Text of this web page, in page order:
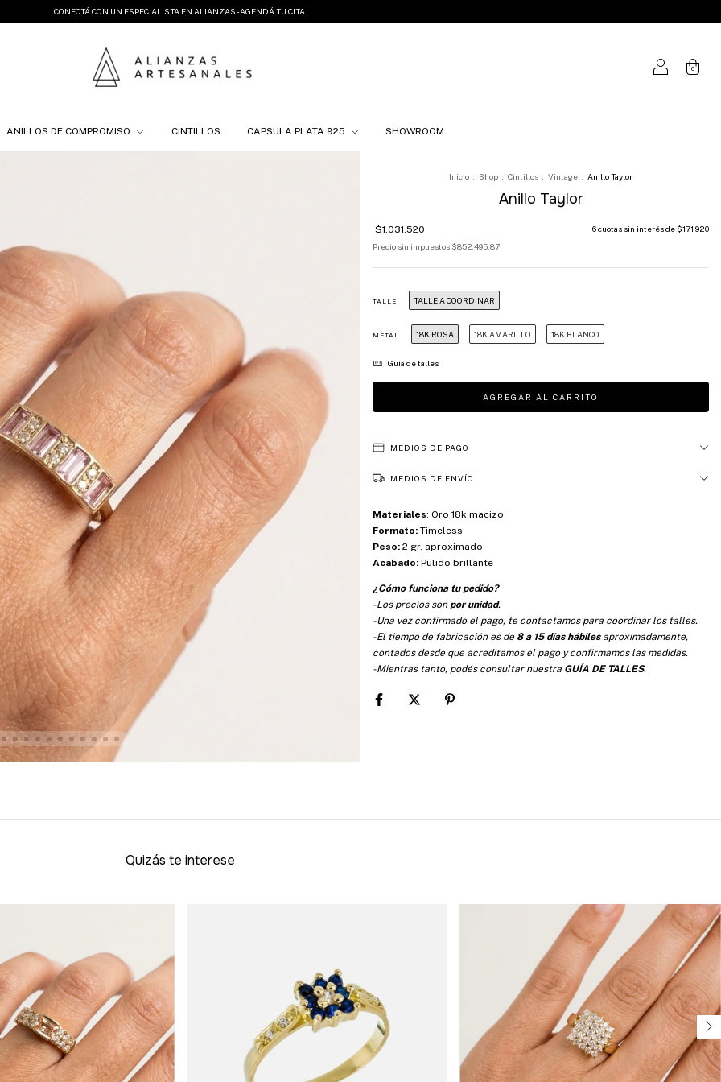
CONECTÁ CON UN ESPECIALISTA EN ALIANZAS - AGENDÁ TU CITA
0
ANILLOS DE COMPROMISO CINTILLOS CAPSULA PLATA 925 SHOWROOM
Inicio Shop Cintillos Vintage Anillo Taylor
Anillo Taylor
$1.031.520 6cuotas sin interés de $171.920
Precio sin impuestos $852.495,87
TALLE TALLE A COORDINAR
METAL 18K ROSA 18K AMARILLO 18K BLANCO
Guía de talles
MEDIOS DE PAGO
MEDIOS DE ENVÍO
Materiales: Oro 18k macizo
Formato: Timeless
Peso: 2 gr. aproximado
Acabado: Pulido brillante
¿Cómo funciona tu pedido?
-Los precios sonpor unidad.
-Una vez confirmado el pago, te contactamos para coordinar los talles.
-El tiempo de fabricación es de 8 a 15 días hábilesaproximadamente,
contados desde que acreditamos el pago y confirmamos las medidas.
-Mientras tanto, podés consultar nuestra GUÍA DE TALLES.
Quizás te interese